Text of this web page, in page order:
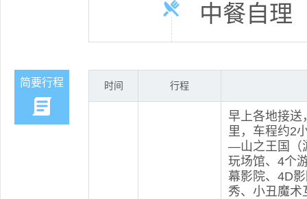
中餐自理
简要行程 时间 行程
早上各地接送
里，车程约2
—山之王国（
玩场馆、4个
幕影院、4D
秀、小丑魔